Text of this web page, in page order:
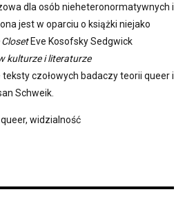
dla osób nieheteronormatywnych i
jest w oparciu o książki niejako
Eve Kosofsky Sedgwick
kulturze i literaturze
czołowych badaczy teorii queer i
Schweik.
widzialność